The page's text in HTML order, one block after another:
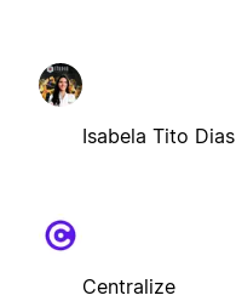
Isabela Tito Dias
Centralize